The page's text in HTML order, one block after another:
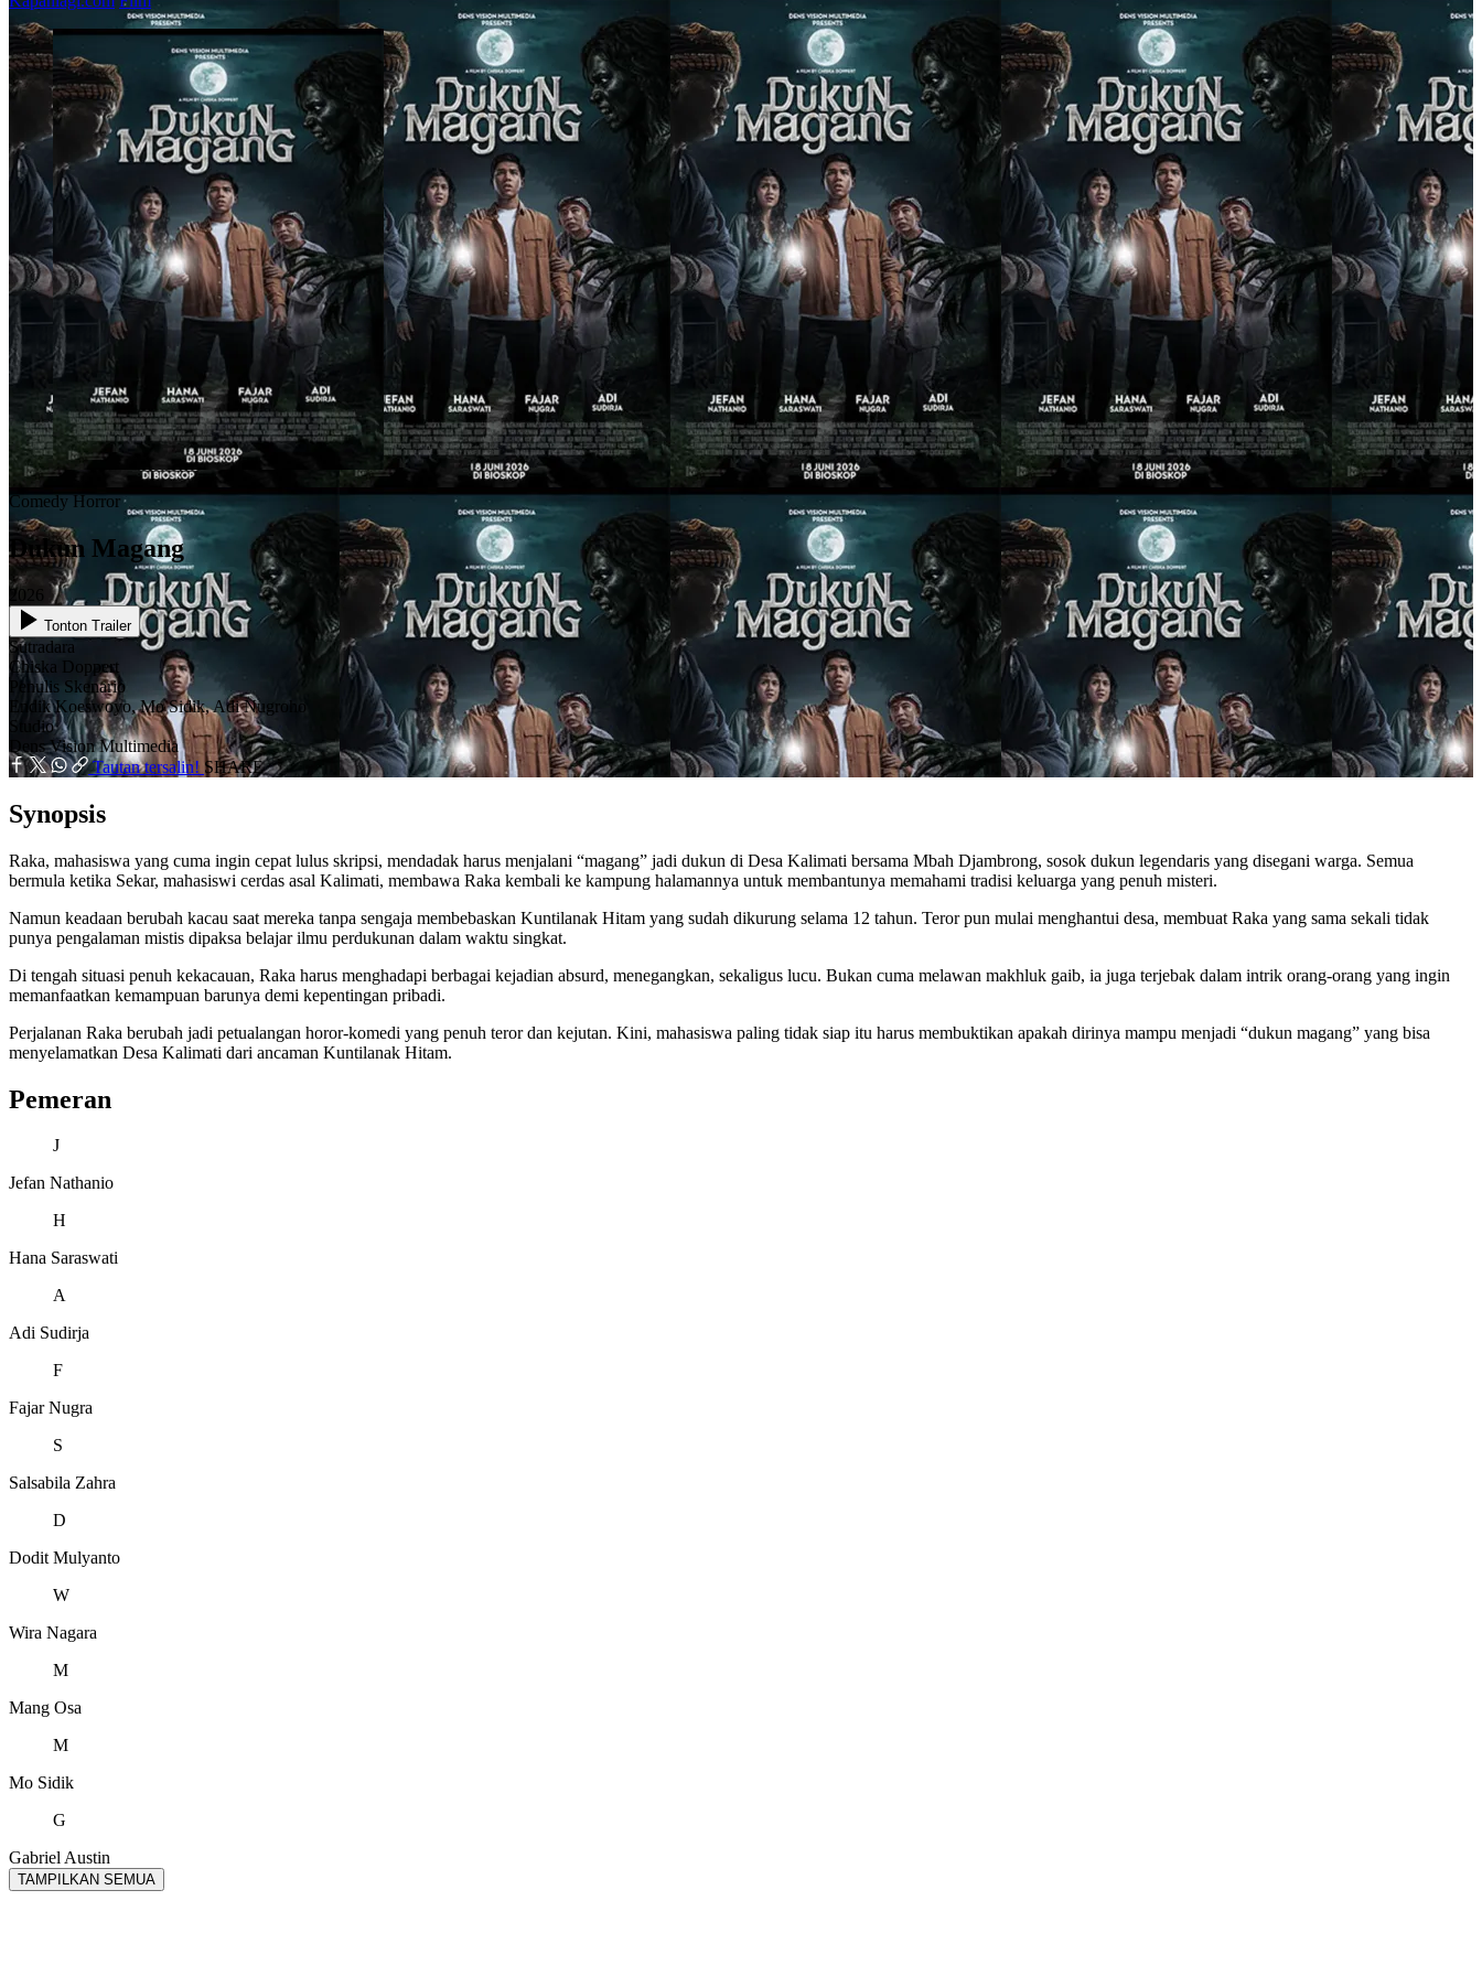
Comedy Horror
Dukun Magang
2026
Tonton Trailer
Sutradara
Chiska Doppert
Penulis Skenario
Endik Koeswoyo, Mo Sidik, Adi Nugroho
Studio
Dens Vision Multimedia
Tautan tersalin! SHARE
Synopsis
Raka, mahasiswa yang cuma ingin cepat lulus skripsi, mendadak harus menjalani “magang” jadi dukun di Desa Kalimati bersama Mbah Djambrong, sosok dukun legendaris yang disegani warga. Semua
bermula ketika Sekar, mahasiswi cerdas asal Kalimati, membawa Raka kembali ke kampung halamannya untuk membantunya memahami tradisi keluarga yang penuh misteri.
Namun keadaan berubah kacau saat mereka tanpa sengaja membebaskan Kuntilanak Hitam yang sudah dikurung selama 12 tahun. Teror pun mulai menghantui desa, membuat Raka yang sama sekali tidak
punya pengalaman mistis dipaksa belajar ilmu perdukunan dalam waktu singkat.
Di tengah situasi penuh kekacauan, Raka harus menghadapi berbagai kejadian absurd, menegangkan, sekaligus lucu. Bukan cuma melawan makhluk gaib, ia juga terjebak dalam intrik orang-orang yang ingin
memanfaatkan kemampuan barunya demi kepentingan pribadi.
Perjalanan Raka berubah jadi petualangan horor-komedi yang penuh teror dan kejutan. Kini, mahasiswa paling tidak siap itu harus membuktikan apakah dirinya mampu menjadi “dukun magang” yang bisa
menyelamatkan Desa Kalimati dari ancaman Kuntilanak Hitam.
Pemeran
J
Jefan Nathanio
H
Hana Saraswati
A
Adi Sudirja
F
Fajar Nugra
S
Salsabila Zahra
D
Dodit Mulyanto
W
Wira Nagara
M
Mang Osa
M
Mo Sidik
G
Gabriel Austin
TAMPILKAN SEMUA